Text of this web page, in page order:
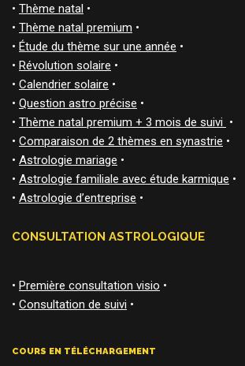
• Thème natal •
• Thème natal premium •
• Étude du thème sur une année •
• Révolution solaire •
• Calendrier solaire •
• Question astro précise •
• Thème natal premium + 3 mois de suivi •
• Comparaison de 2 thèmes en synastrie •
• Astrologie mariage •
• Astrologie familiale avec étude karmique •
• Astrologie d’entreprise •
CONSULTATION ASTROLOGIQUE
• Première consultation visio •
• Consultation de suivi •
COURS EN TÉLÉCHARGEMENT